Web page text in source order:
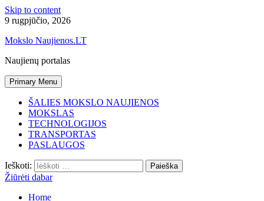
Skip to content
9 rugpjūčio, 2026
Mokslo Naujienos.LT
Naujienų portalas
Primary Menu
ŠALIES MOKSLO NAUJIENOS
MOKSLAS
TECHNOLOGIJOS
TRANSPORTAS
PASLAUGOS
Ieškoti:
Žiūrėti dabar
Home